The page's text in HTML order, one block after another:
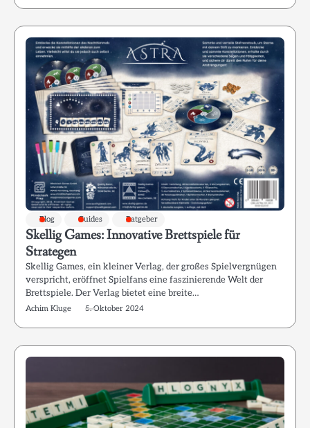
Blog Guides Ratgeber
Skellig Games: Innovative Brettspiele für
Strategen
Skellig Games, ein kleiner Verlag, der großes Spielvergnügen
verspricht, eröffnet Spielfans eine faszinierende Welt der
Brettspiele. Der Verlag bietet eine breite…
Achim Kluge 5. Oktober 2024